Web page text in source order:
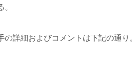
詳細およびコメントは下記の通り。